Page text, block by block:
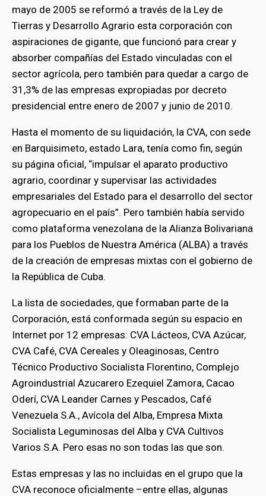
mayo de 2005 se reformó a través de la Ley de
Tierras y Desarrollo Agrario esta corporación con
aspiraciones de gigante, que funcionó para crear y
absorber compañías del Estado vinculadas con el
sector agrícola, pero también para quedar a cargo de
31,3% de las empresas expropiadas por decreto
presidencial entre enero de 2007 y junio de 2010.
Hasta el momento de su liquidación, la CVA, con sede
en Barquisimeto, estado Lara, tenía como fin, según
su página oficial, “impulsar el aparato productivo
agrario, coordinar y supervisar las actividades
empresariales del Estado para el desarrollo del sector
agropecuario en el país”. Pero también había servido
como plataforma venezolana de la Alianza Bolivariana
para los Pueblos de Nuestra América (ALBA) a través
de la creación de empresas mixtas con el gobierno de
la República de Cuba.
La lista de sociedades, que formaban parte de la
Corporación, está conformada según su espacio en
Internet por 12 empresas: CVA Lácteos, CVA Azúcar,
CVA Café, CVA Cereales y Oleaginosas, Centro
Técnico Productivo Socialista Florentino, Complejo
Agroindustrial Azucarero Ezequiel Zamora, Cacao
Oderí, CVA Leander Carnes y Pescados, Café
Venezuela S.A., Avícola del Alba, Empresa Mixta
Socialista Leguminosas del Alba y CVA Cultivos
Varios S.A. Pero esas no son todas las que son.
Estas empresas y las no incluidas en el grupo que la
CVA reconoce oficialmente –entre ellas, algunas